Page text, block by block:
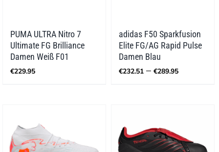
PUMA ULTRA Nitro 7
Ultimate FG Brilliance
Damen Weiß F01
€229.95
adidas F50 Sparkfusion
Elite FG/AG Rapid Pulse
Damen Blau
€232.51 – €289.95